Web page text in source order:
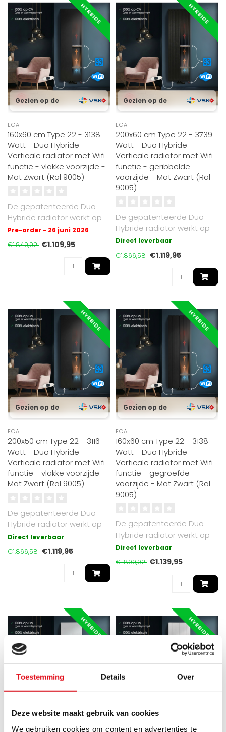
Toestemming Details Over
Deze website maakt gebruik van cookies
We gebruiken cookies om content en advertenties te
HYRBIDE
Gezien op de
ECA
160x60 cm Type 22 - 3138
Watt - Duo Hybride
Verticale radiator met Wifi
functie - vlakke voorzijde -
Mat Zwart (Ral 9005)
De gepatenteerde Duo
Hybride radiator werkt op
cv of elektrisch. Met Oppio
Pre-order - 26 juni 2026
€1.849,92 €1.109,95
HYRBIDE
Gezien op de
ECA
200x60 cm Type 22 - 3739
Watt - Duo Hybride
Verticale radiator met Wifi
functie - geribbelde
voorzijde - Mat Zwart (Ral
9005)
De gepatenteerde Duo
Hybride radiator werkt op
cv of elektrisch. Met Oppio
Direct leverbaar
€1.866,58 €1.119,95
HYRBIDE
Gezien op de
ECA
200x50 cm Type 22 - 3116
Watt - Duo Hybride
Verticale radiator met Wifi
functie - vlakke voorzijde -
Mat Zwart (Ral 9005)
De gepatenteerde Duo
Hybride radiator werkt op
cv of elektrisch. Mat Zwart
RAL 9..
Direct leverbaar
€1.866,58 €1.119,95
HYRBIDE
Gezien op de
ECA
160x60 cm Type 22 - 3138
Watt - Duo Hybride
Verticale radiator met Wifi
functie - gegroefde
voorzijde - Mat Zwart (Ral
9005)
De gepatenteerde Duo
Hybride radiator werkt op
cv of elektrisch. Mat Zwart
RAL 9..
Direct leverbaar
€1.899,92 €1.139,95
HYRBIDE
Gezien op de
HYRBIDE
Gezien op de